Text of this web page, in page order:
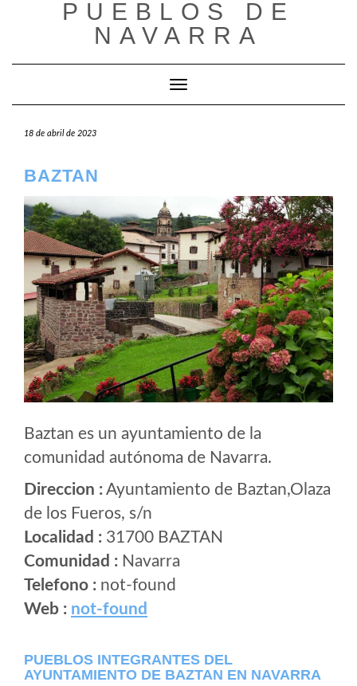
PUEBLOS DE
NAVARRA
Cambiar modo de navegación
18 de abril de 2023
BAZTAN
Baztan es un ayuntamiento de la
comunidad autónoma de Navarra.
Direccion :Ayuntamiento de Baztan,Olaza
de los Fueros, s/n
Localidad : 31700 BAZTAN
Comunidad : Navarra
Telefono : not-found
Web : not-found
PUEBLOS INTEGRANTES DEL
AYUNTAMIENTO DE BAZTAN EN NAVARRA